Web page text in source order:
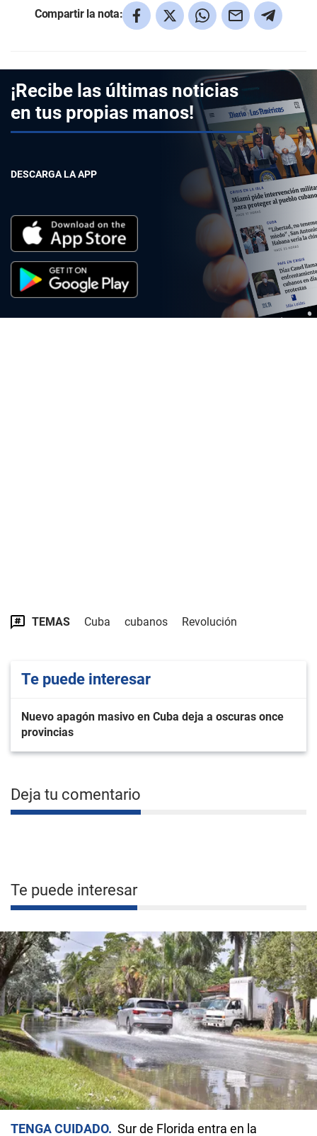
Compartir la nota:
¡Recibe las últimas noticias
en tus propias manos!
DESCARGA LA APP
TEMAS Cuba cubanos Revolución
Te puede interesar
Nuevo apagón masivo en Cuba deja a oscuras once
provincias
Deja tu comentario
Te puede interesar
TENGA CUIDADO
Sur de Florida entra en la